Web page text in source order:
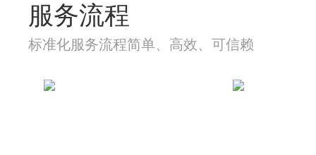
服务流程
标准化服务流程简单、高效、可信赖